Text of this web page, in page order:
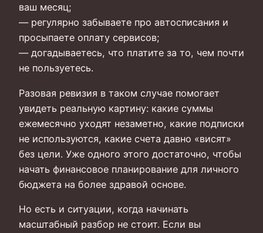
ваш месяц;
— регулярно забываете про автосписания и
просыпаете оплату сервисов;
— догадываетесь, что платите за то, чем почти
не пользуетесь.
Разовая ревизия в таком случае помогает
увидеть реальную картину: какие суммы
ежемесячно уходят незаметно, какие подписки
не используются, какие счета давно «висят»
без цели. Уже одного этого достаточно, чтобы
начать финансовое планирование для личного
бюджета на более здравой основе.
Но есть и ситуации, когда начинать
масштабный разбор не стоит. Если вы